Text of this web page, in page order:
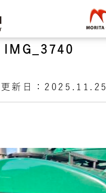
IMG_3740
更新日：2025.11.25